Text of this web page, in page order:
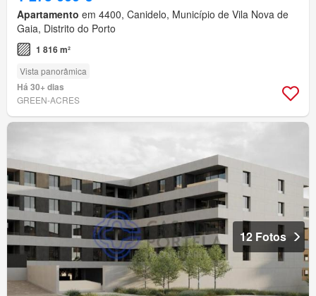
Apartamento em 4400, Canidelo, Município de Vila Nova de
Gaia, Distrito do Porto
1 816 m²
Vista panorâmica
Há 30+ dias
GREEN-ACRES
12 Fotos